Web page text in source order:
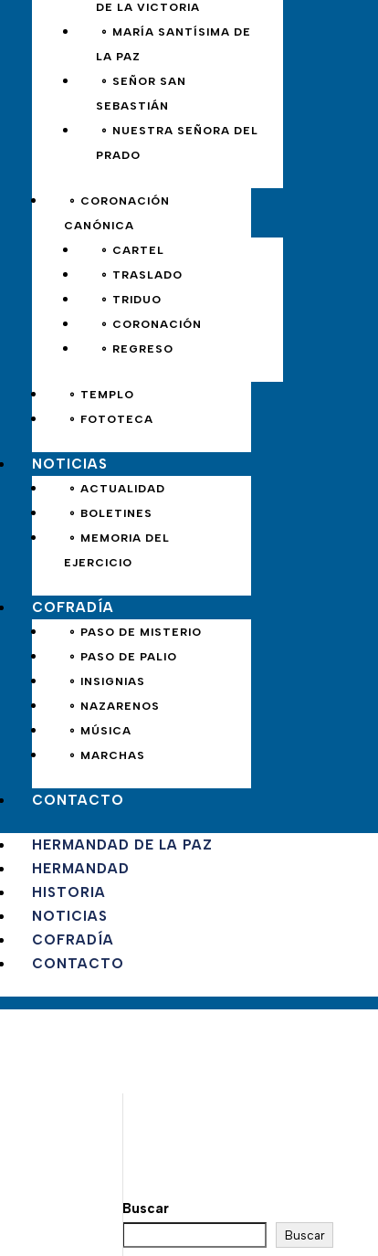
DE LA VICTORIA
∘ MARÍA SANTÍSIMA DE
LA PAZ
∘ SEÑOR SAN
SEBASTIÁN
∘ NUESTRA SEÑORA DEL
PRADO
∘ CORONACIÓN
CANÓNICA
∘ CARTEL
∘ TRASLADO
∘ TRIDUO
∘ CORONACIÓN
∘ REGRESO
∘ TEMPLO
∘ FOTOTECA
NOTICIAS
∘ ACTUALIDAD
∘ BOLETINES
∘ MEMORIA DEL
EJERCICIO
COFRADÍA
∘ PASO DE MISTERIO
∘ PASO DE PALIO
∘ INSIGNIAS
∘ NAZARENOS
∘ MÚSICA
∘ MARCHAS
CONTACTO
HERMANDAD DE LA PAZ
HERMANDAD
HISTORIA
NOTICIAS
COFRADÍA
CONTACTO
Buscar
Buscar